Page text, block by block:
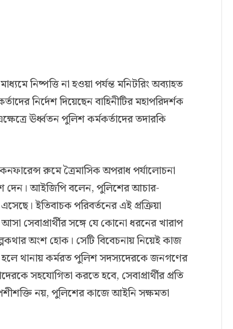
নিষ্পত্তি না হওয়া পর্যন্ত মনিটরিং অব্যাহত
নির্দেশ দিয়েছেন বাহিনীটির মহাপরিদর্শক
ঊর্ধ্বতন পুলিশ কর্মকর্তাদের তদারকি
রুমে ত্রৈমাসিক অপরাধ পর্যালোচনা
দেন। আইজিপি বলেন, পুলিশের আচার-
ইতিবাচক পরিবর্তনের এই প্রক্রিয়া
সেবাপ্রার্থীর সঙ্গে যে কোনো ধরনের খারাপ
অংশ হোক। সেটি বিবেচনায় নিয়েই কাজ
থানায় কর্মরত পুলিশ সদস্যদেরকে জনগণের
সহযোগিতা করতে হবে, সেবাপ্রার্থীর প্রতি
নয়, পুলিশের কাজে আইনি সক্ষমতা